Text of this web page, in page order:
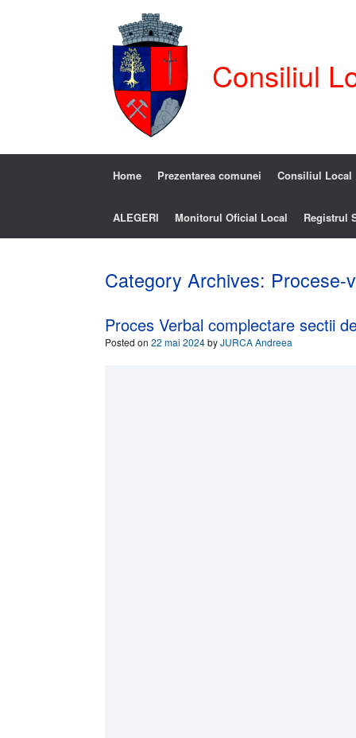
Consiliul
Home Prezentarea comunei Consiliul Local
ALEGERI Monitorul Oficial Local Registrul
Category Archives: Procese-
Proces Verbal complectare sectii
Posted on 22 mai 2024byJURCA Andreea